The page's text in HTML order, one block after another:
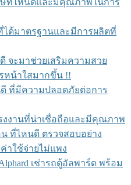
ษัทไหนดีและมีคุณภาพในการ
ได้มาตรฐานและมีการผลิตที่
จะมาช่วยเสริมความสวย
หน้าใสมากขึ้น !!
ที่มีความปลอดภัยต่อการ
งงานที่น่าเชื่อถือและมีคุณภาพ
ที่ไหนดี ตรวจสอบอย่าง
าใช้จ่ายไม่แพง
เช่ารถตู้อัลพาร์ด พร้อม